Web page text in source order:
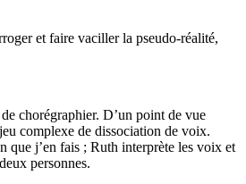
et faire vaciller la pseudo-réalité,
chorégraphier. D’un point de vue
complexe de dissociation de voix.
que j’en fais ; Ruth interprète les voix et
personnes.